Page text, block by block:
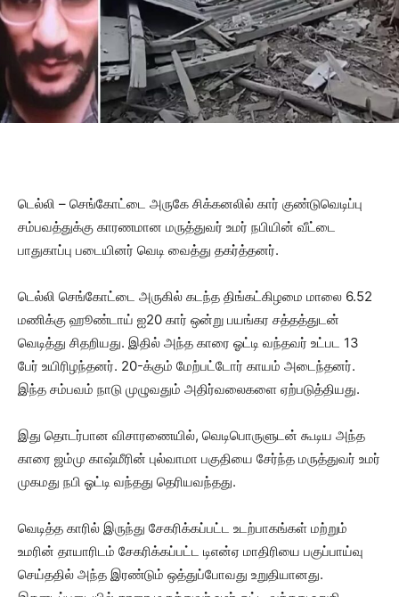
டெல்லி – செங்கோட்டை அருகே சிக்கனலில் கார் குண்டுவெடிப்பு
சம்பவத்துக்கு காரணமான மருத்துவர் உமர் நபியின் வீட்டை
பாதுகாப்பு படையினர் வெடி வைத்து தகர்த்தனர்.
டெல்லி செங்​கோட்டை அரு​கில் கடந்த திங்​கட்​கிழமை மாலை 6.52
மணிக்கு ஹூண்​டாய் ஐ20 கார் ஒன்று பயங்கர சத்​தத்​துடன்
வெடித்து சிதறியது. இதில் அந்த காரை ஓட்டி வந்​தவர் உட்பட 13
பேர் உயி​ரிழந்​தனர். 20-க்​கும் மேற்​பட்​டோர் காயம் அடைந்​தனர்.
இந்த சம்​பவம் நாடு முழு​வதும் அதிர்வலைகளை ஏற்​படுத்​தி​யது.
இது தொடர்​பான விசா​ரணை​யில், வெடிபொருளு​டன் கூடிய அந்த
காரை ஜம்மு காஷ்மீரின் புல்​வாமா பகு​தியை சேர்ந்த மருத்​து​வர் உமர்
முகமது நபி ஓட்டி வந்​தது தெரிய​வந்​தது.
வெடித்த காரில் இருந்து சேகரிக்கப்பட்ட உடற்பாகங்கள் மற்றும்
உமரின் தாயாரிடம் சேகரிக்கப்பட்ட டிஎன்ஏ மாதிரியை பகுப்பாய்வு
செய்ததில் அந்த இரண்டும் ஒத்துப்போவது உறுதியானது.